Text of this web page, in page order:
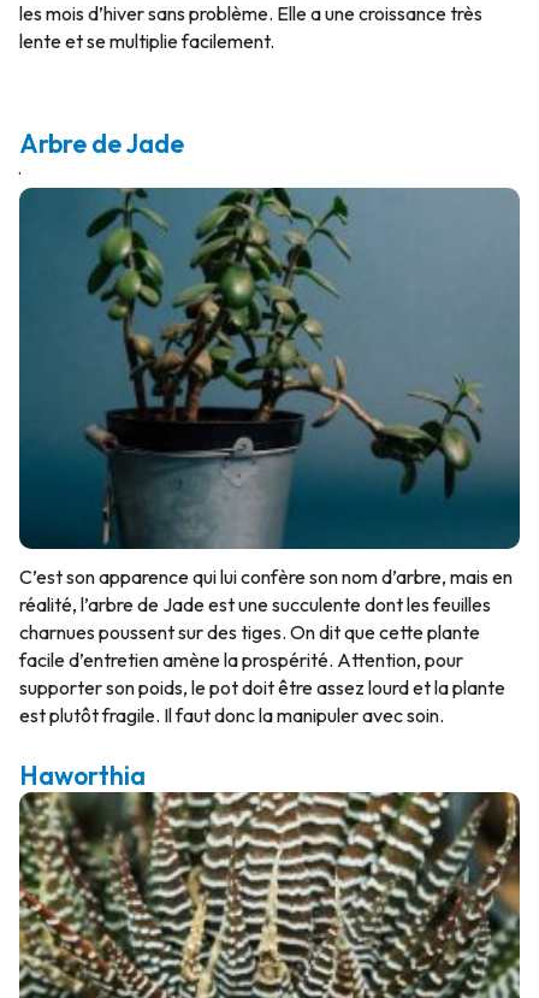
les mois d’hiver sans problème. Elle a une croissance très
lente et se multiplie facilement.
Arbre de Jade
·
C’est son apparence qui lui confère son nom d’arbre, mais en
réalité, l’arbre de Jade est une succulente dont les feuilles
charnues poussent sur des tiges. On dit que cette plante
facile d’entretien amène la prospérité. Attention, pour
supporter son poids, le pot doit être assez lourd et la plante
est plutôt fragile. Il faut donc la manipuler avec soin.
Haworthia